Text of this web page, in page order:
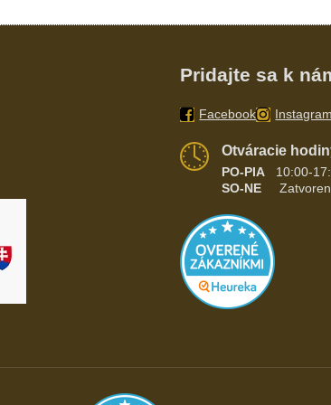
Pridajte sa k
Facebook Instagram
Otváracie
PO-PIA
10:00-
SO-NE